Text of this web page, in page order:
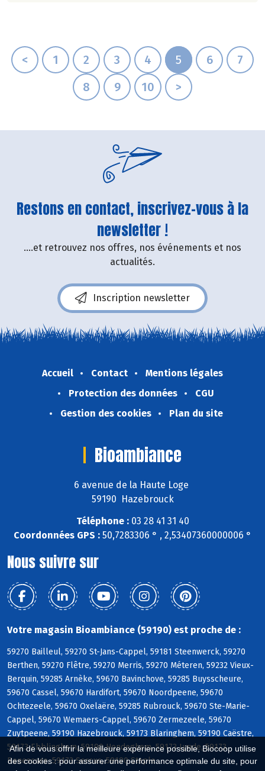
Afin de vous offrir la meilleure expérience possible, Biocoop utilise
des cookies : pour assurer une performance optimale du site, pour
< 1 2 3 4 5 6
7
8
9 10 >
Restons en contact, inscrivez-vous à la
newsletter !
....et retrouvez nos offres, nos événements et nos
actualités.
Inscription newsletter
Accueil Contact
Mentions légales
Protection des données
CGU
Gestion des cookies
Plan du site
Bioambiance
6 avenue de la Haute Loge
59190 Hazebrouck
Téléphone :03 28 41 31 40
Coordonnées GPS : 50,7283306 ° , 2,53407360000006 °
Nous suivre sur
Votre magasin Bioambiance (59190) est proche de :
59270 Bailleul, 59270 St-Jans-Cappel, 59181 Steenwerck, 59270
Berthen, 59270 Flêtre, 59270 Merris, 59270 Méteren, 59232 Vieux-
Berquin, 59285 Arnèke, 59670 Bavinchove, 59285 Buysscheure,
59670 Cassel, 59670 Hardifort, 59670 Noordpeene, 59670
Ochtezeele, 59670 Oxelaëre, 59285 Rubrouck, 59670 Ste-Marie-
Cappel, 59670 Wemaers-Cappel, 59670 Zermezeele, 59670
Zuytpeene, 59190 Hazebrouck, 59173 Blaringhem, 59190 Caëstre,
59173 Ebblinghem, 59190 Hondeghem, 59173 Lynde, 59173
Renescure, 59173 Sercus, 59190 Staple